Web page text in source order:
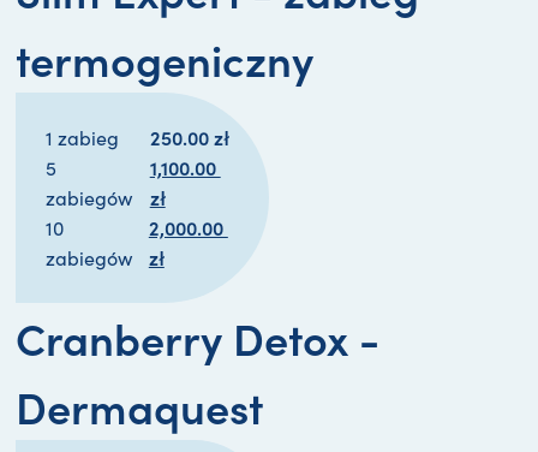
termogeniczny
1 zabieg 250.00 zł
5
zabiegów
P
i
e
r
t
a
c
1,100.00
złA
k
t
a
c
10
zabiegów
P
i
w
t
n
2,000.00
złA
u
l
n
Cranberry Detox -
Dermaquest